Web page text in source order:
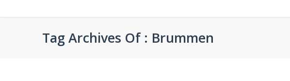
Tag Archives Of : Brummen